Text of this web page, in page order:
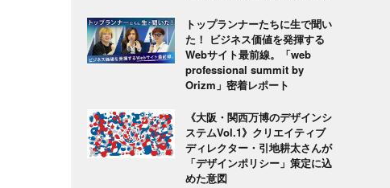
トップランナーたちに生で聞い
た！ ビジネス価値を発揮する
Webサイト最前線。「web
professional summit by
Orizm」密着レポート
《大阪・関西万博のデザインシ
ステムVol.1》クリエイティブ
ディレクター・引地耕太さんが
「デザインポリシー」策定に込
めた意図